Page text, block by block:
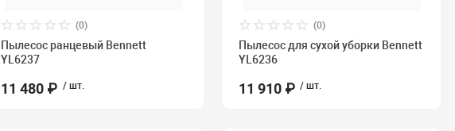
(0)
Пылесос ранцевый Bennett
YL6237
11 480 ₽ / шт.
(0)
Пылесос для сухой уборки Bennett
YL6236
11 910 ₽ / шт.